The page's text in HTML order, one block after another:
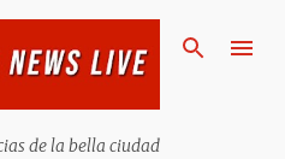
de la bella ciudad